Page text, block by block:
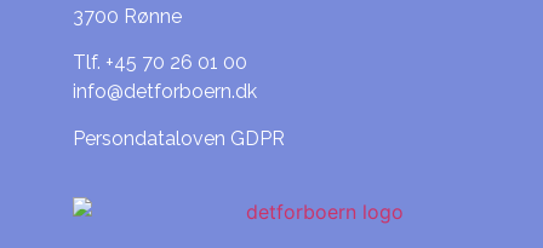
3700 Rønne
Tlf. +45 70 26 01 00
info@detforboern.dk
Persondataloven GDPR